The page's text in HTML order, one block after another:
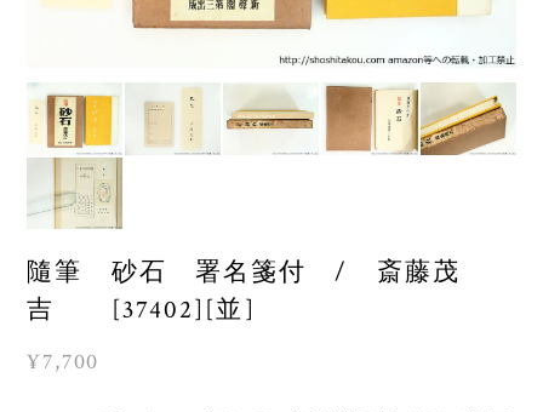
隨筆 砂石 署名箋付 / 斎藤茂
吉 [37402][並]
¥7,700